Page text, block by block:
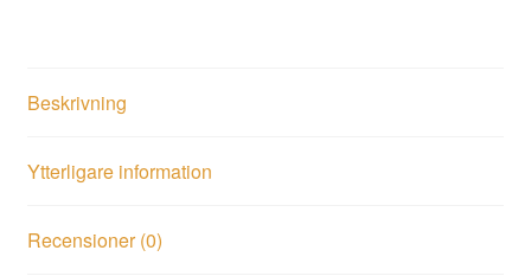
Beskrivning
Ytterligare information
Recensioner (0)